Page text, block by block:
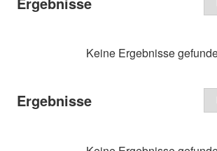
Keine Ergebnisse
Ergebnisse